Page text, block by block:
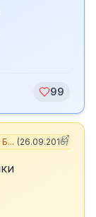
99
(26.09.2016)